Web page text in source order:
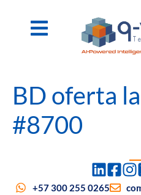
BD oferta
#8700
+57 300 255 0265